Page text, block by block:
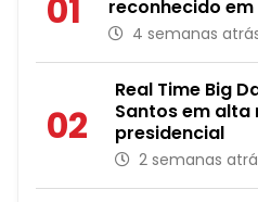
01
reconhecido
4 semanas
02
Real Time Big
Santos em
presidencial
2 semanas